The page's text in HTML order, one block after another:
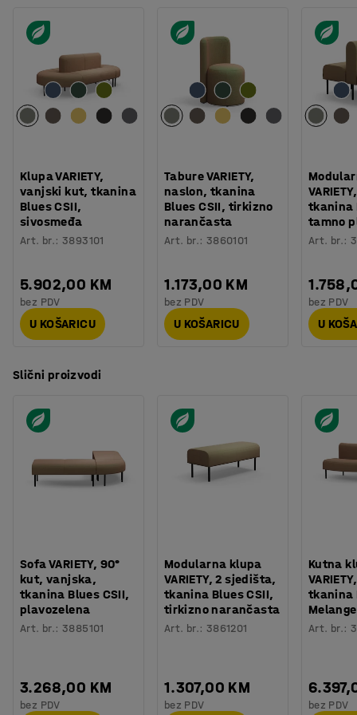
Klupa VARIETY,
vanjski kut, tkanina
Blues CSII,
sivosmeđa
Art. br.:3893101
5.902,00 KM
bez PDV
U KOŠARICU
Tabure VARIETY,
naslon, tkanina
Blues CSII, tirkizno
narančasta
Art. br.: 3860101
1.173,00 KM
bez PDV
U KOŠARICU
tkanina
tamno
Art. br.:
bez PDV
U
Slični proizvodi
Sofa VARIETY, 90°
kut, vanjska,
tkanina Blues CSII,
plavozelena
Art. br.:3885101
3.268,00 KM
bez PDV
Modularna klupa
VARIETY, 2 sjedišta,
tkanina Blues CSII,
tirkizno narančasta
Art. br.: 3861201
1.307,00 KM
bez PDV
Kutna
tkanina
Art. br.:
bez PDV